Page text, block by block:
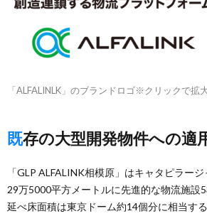
「ALFALINLK」のブランドロゴ※クリックで拡
既存の大型開発物件への適
「GLP ALFALINK相模原」はキャタピラー
29万5000平方メートルに先進的な物流施設
延べ床面積は東京ドーム約14個分に相当す